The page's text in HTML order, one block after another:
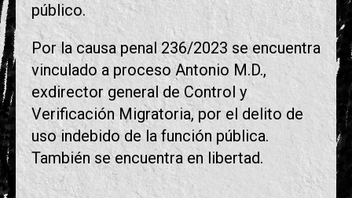
público.
Por la causa penal 236/2023 se encuentra
vinculado a proceso Antonio M.D.,
exdirector general de Control y
Verificación Migratoria, por el delito de
uso indebido de la función pública.
También se encuentra en libertad.